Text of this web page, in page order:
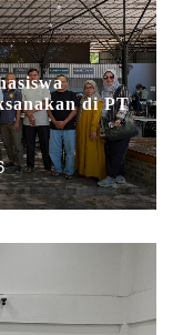
di PT